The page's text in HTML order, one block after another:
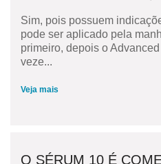
Sim, pois possuem
pode ser aplicado pela
primeiro, depois o
veze...
Veja mais
O SÉRUM 10 É